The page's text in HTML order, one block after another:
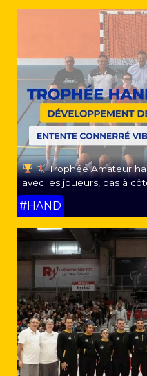
Trophée Amateur
avec les joueurs, pas à
#HAND